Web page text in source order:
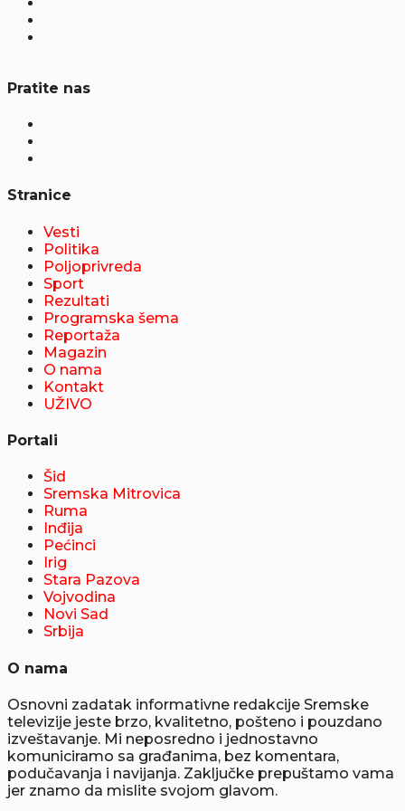
Pratite nas
Stranice
Vesti
Politika
Poljoprivreda
Sport
Rezultati
Programska šema
Reportaža
Magazin
O nama
Kontakt
UŽIVO
Portali
Šid
Sremska Mitrovica
Ruma
Inđija
Pećinci
Irig
Stara Pazova
Vojvodina
Novi Sad
Srbija
O nama
Osnovni zadatak informativne redakcije Sremske
televizije jeste brzo, kvalitetno, pošteno i pouzdano
izveštavanje. Mi neposredno i jednostavno
komuniciramo sa građanima, bez komentara,
podučavanja i navijanja. Zaključke prepuštamo vama
jer znamo da mislite svojom glavom.